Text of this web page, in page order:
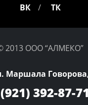
ВК
ТК
2013 ООО “АЛМЕКО”
Маршала
392-87-71